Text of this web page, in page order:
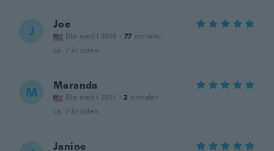
J Joe
Ble med i 2018 · 77 omtaler
ca. 7 år siden
M Maranda
Ble med i 2017 · 2 omtaler
ca. 7 år siden
Janine